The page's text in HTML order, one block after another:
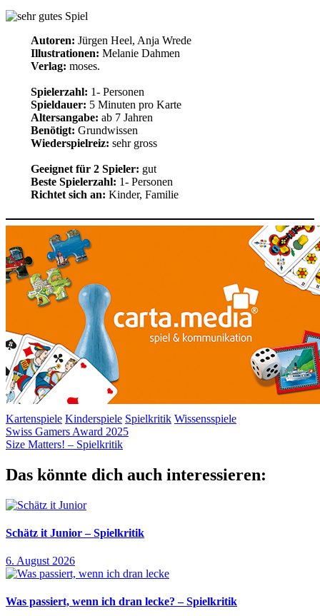
Autoren: Jürgen Heel, Anja Wrede
Illustrationen: Melanie Dahmen
Verlag: moses.
Spielerzahl: 1- Personen
Spieldauer: 5 Minuten pro Karte
Altersangabe: ab 7 Jahren
Benötigt: Grundwissen
Wiederspielreiz: sehr gross
Geeignet für 2 Spieler: gut
Beste Spielerzahl: 1- Personen
Richtet sich an: Kinder, Familie
Kartenspiele Kinderspiele Spielkritik Wissensspiele
KinderLernspielMagnetemoses.
Beitragsnavigation
Vorheriger
Beitrag:
Swiss Gamers Award 2025
Nächster
Size Matters! – Spielkritik
Das könnte dich auch interessieren:
Schätz it Junior – Spielkritik
6. August 2026
Was passiert, wenn ich dran lecke? – Spielkritik